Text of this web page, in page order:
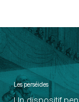
Les perséides